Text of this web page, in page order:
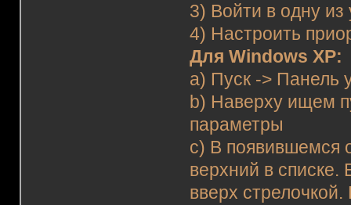
3) Войти в одну
4) Настроить
Для Windows XP:
a) Пуск -> Панель
b) Наверху ищем
параметры
c) В появившемся
верхний в списке.
вверх